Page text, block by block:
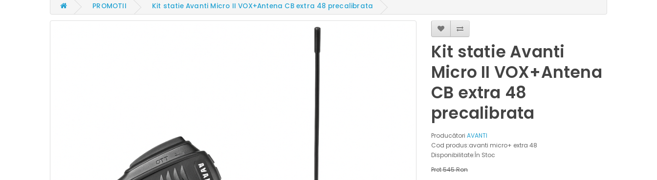
PROMOTII Kit statie Avanti Micro II VOX+Antena CB extra 48 precalibrata
Kit statie Avanti
Micro II VOX+Antena
CB extra 48
precalibrata
Producători AVANTI
Cod produs:avanti micro+ extra 48
Disponibilitate:În Stoc
Pret 545 Ron